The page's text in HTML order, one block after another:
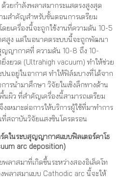
วยกำลังพลาสมากระแสตรงสูงสุด
มสำคัญสำหรับขั้นตอนการเตรียม
ยเครื่องนี้จะถูกใช้งานที่ความดัน 10-5
สูง แต่ในอนาคตระบบนี้จะถูกพัฒนา
สุญญากาศที่ ความดัน 10-8 ถึง 10-
ยวด (Ultrahigh vacuum) ทำให้ช่วย
นอยู่ในอากาศ ทำให้ฟิล์มบางที่ได้จาก
ารนำมาศึกษา วิจัยในเชิงลึกทางด้าน
ผิว ที่สำคัญเครื่องนี้สามารถเตรียม
เหมาะต่อการให้บริการผู้ใช้ที่มาทำการ
สถาบันวิจัยแสงซินโครตรอน
คในระบสุญญากาศแบบฟิลเตอร์คาโธ
arc deposition)
าสมาที่เกิดขึ้นระหว่างสองอิเล็คโท
พลาสมาแบบ Cathodic arc นี้จะให้